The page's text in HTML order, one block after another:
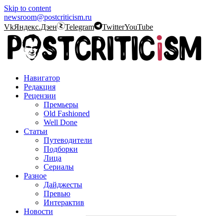
Skip to content
newsroom@postcriticism.ru
VkЯндекс.Дзен Telegram TwitterYouTube
Навигатор
Редакция
Рецензии
Премьеры
Old Fashioned
Well Done
Статьи
Путеводители
Подборки
Лица
Сериалы
Разное
Дайджесты
Превью
Интерактив
Новости